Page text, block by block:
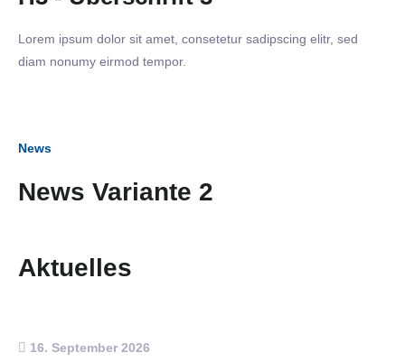
Lorem ipsum dolor sit amet, consetetur sadipscing elitr, sed
diam nonumy eirmod tempor.
News
News Variante 2
Aktuelles
16. September 2026